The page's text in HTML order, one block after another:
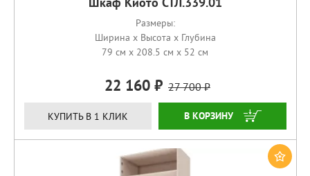
Размеры:
Ширина x Высота x Глубина
79 см x 208.5 см x 52 см
22 160 27 700
КУПИТЬ В 1 КЛИК КУПИТЬ